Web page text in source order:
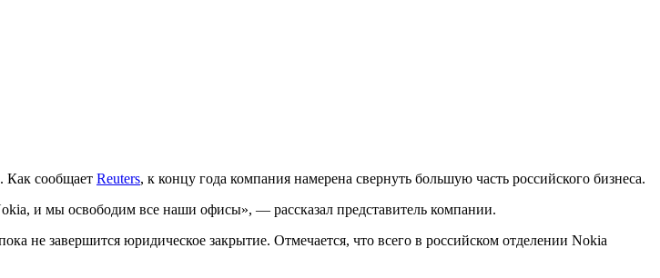
Как сообщает Reuters, к концу года компания намерена свернуть большую часть российского бизнеса.
и мы освободим все наши офисы», — рассказал представитель компании.
не завершится юридическое закрытие. Отмечается, что всего в российском отделении Nokia